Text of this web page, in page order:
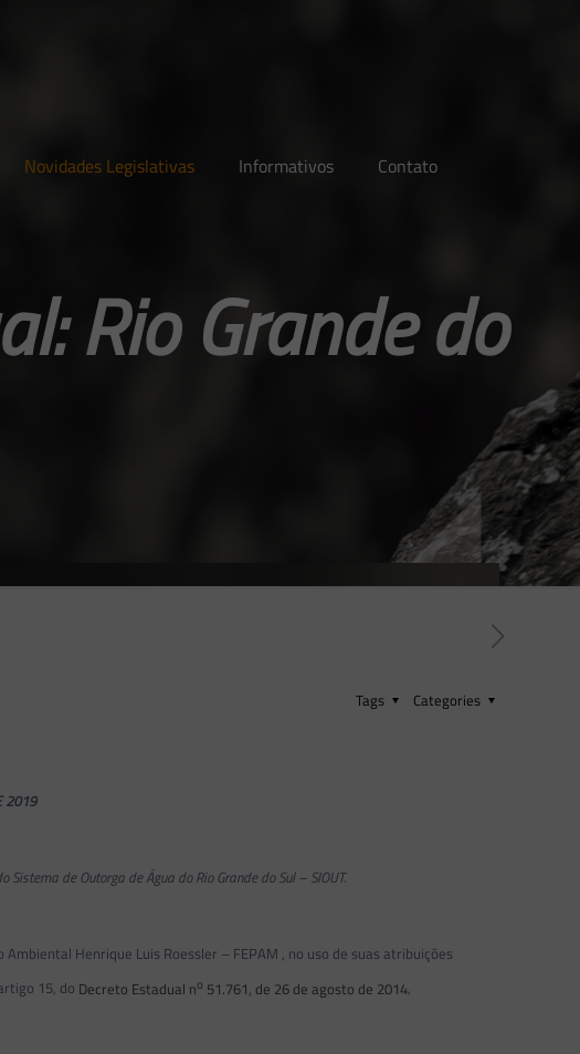
Novidades Legislativas Informativos Contato
Rio Grande do
Categories
Tags
2019
de Outorga de Água do Rio Grande do Sul – SIOUT.
Henrique Luis Roessler – FEPAM , no uso de suas atribuições
15, do Decreto Estadual no 51.761, de 26 de agosto de 2014,